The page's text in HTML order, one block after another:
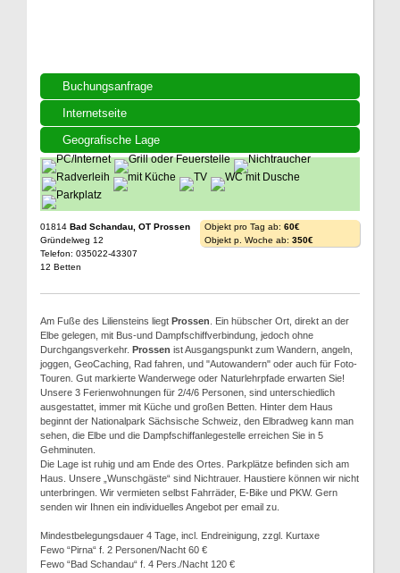
Buchungsanfrage
Internetseite
Geografische Lage
01814 Bad Schandau, OT Prossen
Gründelweg 12
Telefon: 035022-43307
12 Betten
Objekt pro Tag ab: 60€
Objekt p. Woche ab: 350€
Am Fuße des Liliensteins liegt Prossen . Ein hübscher Ort, direkt an der
Elbe gelegen, mit Bus-und Dampfschiffverbindung, jedoch ohne
Durchgangsverkehr. Prossen ist Ausgangspunkt zum Wandern, angeln,
joggen, GeoCaching, Rad fahren, und "Autowandern" oder auch für Foto-
Touren. Gut markierte Wanderwege oder Naturlehrpfade erwarten Sie!
Unsere 3 Ferienwohnungen für 2/4/6 Personen, sind unterschiedlich
ausgestattet, immer mit Küche und großen Betten. Hinter dem Haus
beginnt der Nationalpark Sächsische Schweiz, den Elbradweg kann man
sehen, die Elbe und die Dampfschiffanlegestelle erreichen Sie in 5
Gehminuten.
Die Lage ist ruhig und am Ende des Ortes. Parkplätze befinden sich am
Haus. Unsere „Wunschgäste“ sind Nichtrauer. Haustiere können wir nicht
unterbringen. Wir vermieten selbst Fahrräder, E-Bike und PKW. Gern
senden wir Ihnen ein individuelles Angebot per email zu.
Mindestbelegungsdauer 4 Tage, incl. Endreinigung, zzgl. Kurtaxe
Fewo “Pirna“ f. 2 Personen/Nacht 60 €
Fewo “Bad Schandau“ f. 4 Pers./Nacht 120 €